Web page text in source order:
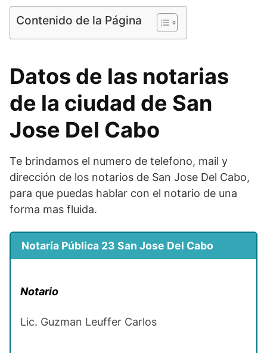
Contenido de la Página
Datos de las notarias
de la ciudad de San
Jose Del Cabo
Te brindamos el numero de telefono, mail y
dirección de los notarios de San Jose Del Cabo,
para que puedas hablar con el notario de una
forma mas fluida.
Notaría Pública 23 San Jose Del Cabo
Notario
Lic. Guzman Leuffer Carlos